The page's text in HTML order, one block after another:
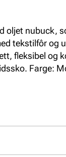
oljet nubuck,
tekstilfôr og
fleksibel og
Farge: